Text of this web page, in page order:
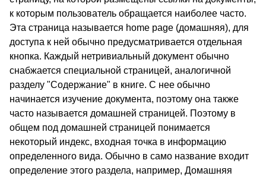
к которым пользователь обращается наиболее часто.
Эта страница называется home page (домашняя), для
доступа к ней обычно предусматривается отдельная
кнопка. Каждый нетривиальный документ обычно
снабжается специальной страницей, аналогичной
разделу "Содержание" в книге. С нее обычно
начинается изучение документа, поэтому она также
часто называется домашней страницей. Поэтому в
общем под домашней страницей понимается
некоторый индекс, входная точка в информацию
определенного вида. Обычно в само название входит
определение этого раздела, например, Домашняя